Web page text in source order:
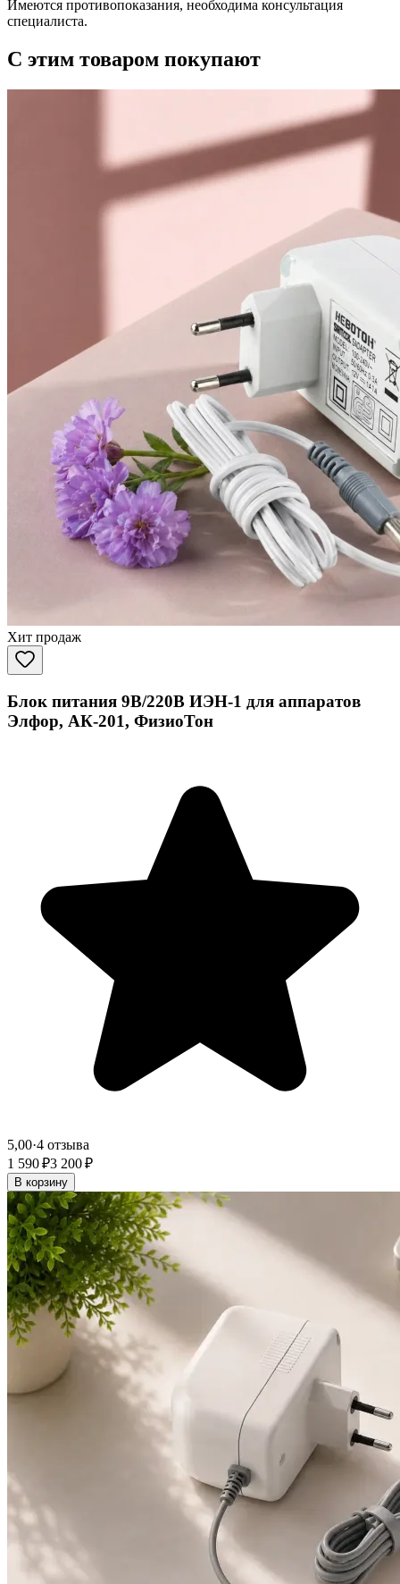
Имеются противопоказания, необходима консультация
специалиста.
С этим товаром покупают
Хит продаж
Блок питания 9В/220В ИЭН-1 для аппаратов
Элфор, АК-201, ФизиоТон
5,00·4 отзыва
1 590 ₽3 200 ₽
В корзину